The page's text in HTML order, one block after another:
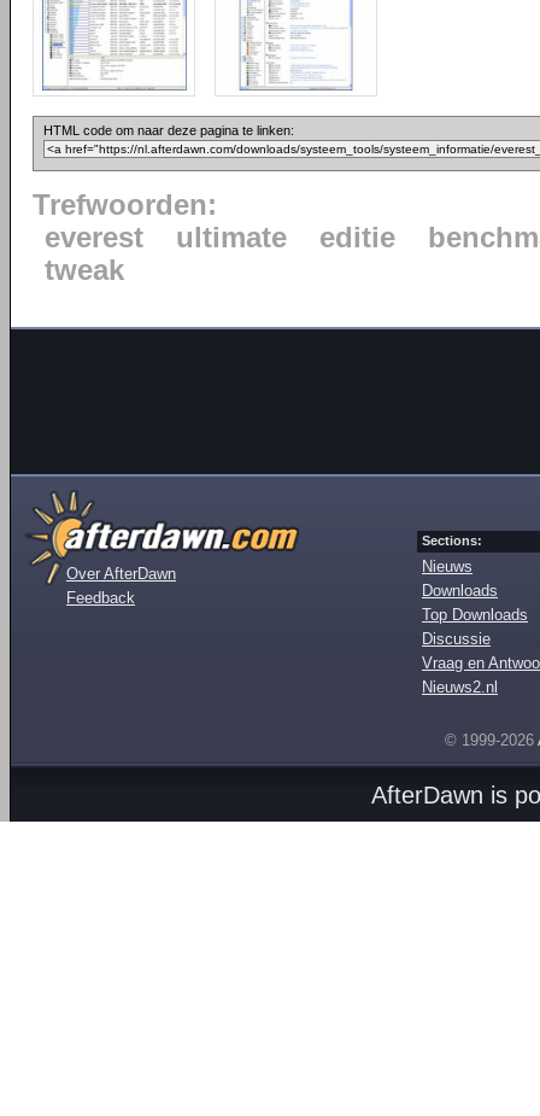
HTML code om naar deze pagina te linken:
Trefwoorden:
everest
ultimate editie
tweak
Over AfterDawn
Feedback
Sections:
Nieuws
Downloads
Top Downloads
Discussie
Vraag en
Nieuws2.nl
© 1999-2026
AfterDawn is